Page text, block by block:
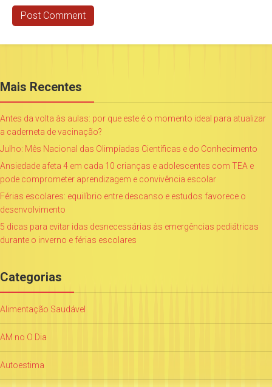
Mais Recentes
Antes da volta às aulas: por que este é o momento ideal para atualizar
a caderneta de vacinação?
Julho: Mês Nacional das Olimpíadas Científicas e do Conhecimento
Ansiedade afeta 4 em cada 10 crianças e adolescentes com TEA e
pode comprometer aprendizagem e convivência escolar
Férias escolares: equilíbrio entre descanso e estudos favorece o
desenvolvimento
5 dicas para evitar idas desnecessárias às emergências pediátricas
durante o inverno e férias escolares
Categorias
Alimentação Saudável
AM no O Dia
Autoestima